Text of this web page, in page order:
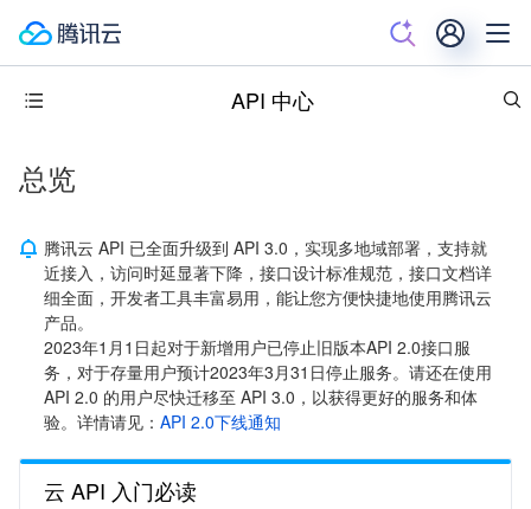
API 中心
总览
腾讯云 API 已全面升级到 API 3.0，实现多地域部署，支持就
近接入，访问时延显著下降，接口设计标准规范，接口文档详
细全面，开发者工具丰富易用，能让您方便快捷地使用腾讯云
产品。
2023年1月1日起对于新增用户已停止旧版本API 2.0接口服
务，对于存量用户预计2023年3月31日停止服务。请还在使用
API 2.0 的用户尽快迁移至 API 3.0，以获得更好的服务和体
验。详情请见： API 2.0下线通知
云 API 入门必读